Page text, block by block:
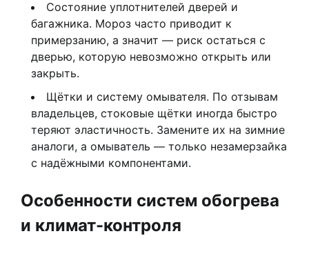
Состояние уплотнителей дверей и
багажника. Мороз часто приводит к
примерзанию, а значит — риск остаться с
дверью, которую невозможно открыть или
закрыть.
Щётки и систему омывателя. По отзывам
владельцев, стоковые щётки иногда быстро
теряют эластичность. Замените их на зимние
аналоги, а омыватель — только незамерзайка
с надёжными компонентами.
Особенности систем обогрева
и климат-контроля